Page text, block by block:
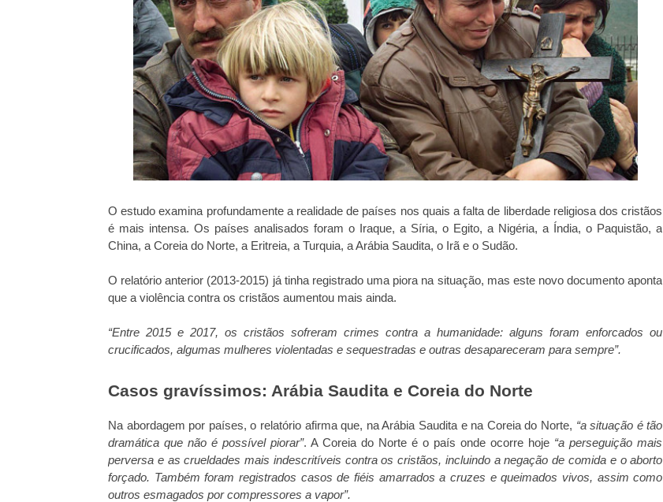
O estudo examina profundamente a realidade de países nos quais a falta de liberdade religiosa dos cristãos
é mais intensa. Os países analisados foram o Iraque, a Síria, o Egito, a Nigéria, a Índia, o Paquistão, a
China, a Coreia do Norte, a Eritreia, a Turquia, a Arábia Saudita, o Irã e o Sudão.
O relatório anterior (2013-2015) já tinha registrado uma piora na situação, mas este novo documento aponta
que a violência contra os cristãos aumentou mais ainda.
“Entre 2015 e 2017, os cristãos sofreram crimes contra a humanidade: alguns foram enforcados ou
crucificados, algumas mulheres violentadas e sequestradas e outras desapareceram para sempre”.
Casos gravíssimos: Arábia Saudita e Coreia do Norte
Na abordagem por países, o relatório afirma que, na Arábia Saudita e na Coreia do Norte, “a situação é tão
dramática que não é possível piorar”. A Coreia do Norte é o país onde ocorre hoje “a perseguição mais
perversa e as crueldades mais indescritíveis contra os cristãos, incluindo a negação de comida e o aborto
forçado. Também foram registrados casos de fiéis amarrados a cruzes e queimados vivos, assim como
outros esmagados por compressores a vapor”.